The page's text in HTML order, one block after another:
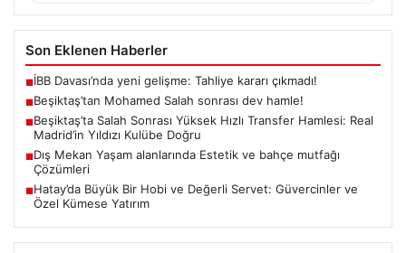
Son Eklenen Haberler
■İBB Davası’nda yeni gelişme: Tahliye kararı çıkmadı!
■Beşiktaş’tan Mohamed Salah sonrası dev hamle!
■Beşiktaş’ta Salah Sonrası Yüksek Hızlı Transfer Hamlesi: Real
Madrid’in Yıldızı Kulübe Doğru
■Dış Mekan Yaşam alanlarında Estetik ve bahçe mutfağı
Çözümleri
■Hatay’da Büyük Bir Hobi ve Değerli Servet: Güvercinler ve
Özel Kümese Yatırım